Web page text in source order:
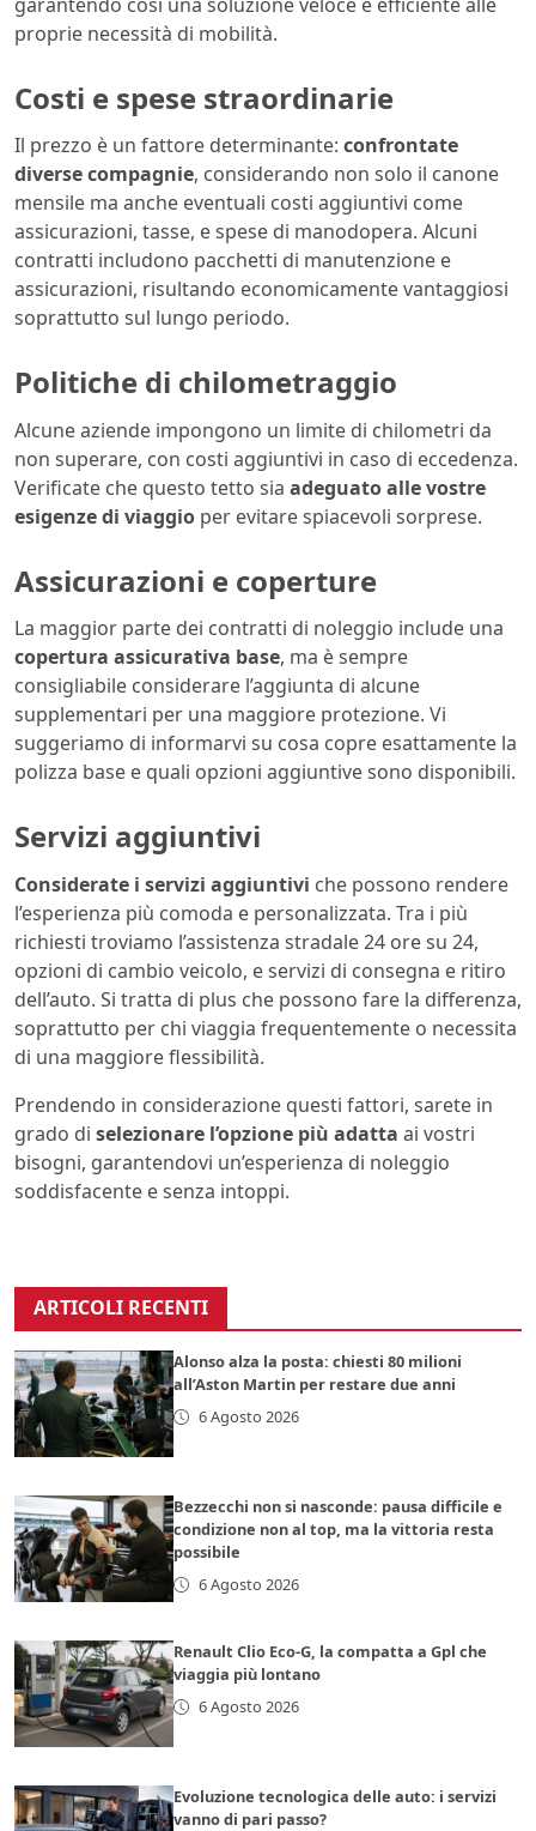
proprie necessità di mobilità.
Costi e spese straordinarie
Il prezzo è un fattore determinante: confrontate
diverse compagnie, considerando non solo il canone
mensile ma anche eventuali costi aggiuntivi come
assicurazioni, tasse, e spese di manodopera. Alcuni
contratti includono pacchetti di manutenzione e
assicurazioni, risultando economicamente vantaggiosi
soprattutto sul lungo periodo.
Politiche di chilometraggio
Alcune aziende impongono un limite di chilometri da
non superare, con costi aggiuntivi in caso di eccedenza.
Verificate che questo tetto sia adeguato alle vostre
esigenze di viaggio per evitare spiacevoli sorprese.
Assicurazioni e coperture
La maggior parte dei contratti di noleggio include una
copertura assicurativa base, ma è sempre
consigliabile considerare l’aggiunta di alcune
supplementari per una maggiore protezione. Vi
suggeriamo di informarvi su cosa copre esattamente la
polizza base e quali opzioni aggiuntive sono disponibili.
Servizi aggiuntivi
Considerate i servizi aggiuntivi che possono rendere
l’esperienza più comoda e personalizzata. Tra i più
richiesti troviamo l’assistenza stradale 24 ore su 24,
opzioni di cambio veicolo, e servizi di consegna e ritiro
dell’auto. Si tratta di plus che possono fare la differenza,
soprattutto per chi viaggia frequentemente o necessita
di una maggiore flessibilità.
Prendendo in considerazione questi fattori, sarete in
grado di selezionare l’opzione più adatta ai vostri
bisogni, garantendovi un’esperienza di noleggio
soddisfacente e senza intoppi.
ARTICOLI RECENTI
Alonso alza la posta: chiesti 80 milioni
all’Aston Martin per restare due anni
6 Agosto 2026
Bezzecchi non si nasconde: pausa difficile e
condizione non al top, ma la vittoria resta
possibile
6 Agosto 2026
Renault Clio Eco-G, la compatta a Gpl che
viaggia più lontano
6 Agosto 2026
Evoluzione tecnologica delle auto: i servizi
vanno di pari passo?